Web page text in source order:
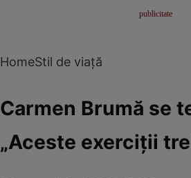
HomeStil de viață
Carmen Brumă se
„Aceste exerciții